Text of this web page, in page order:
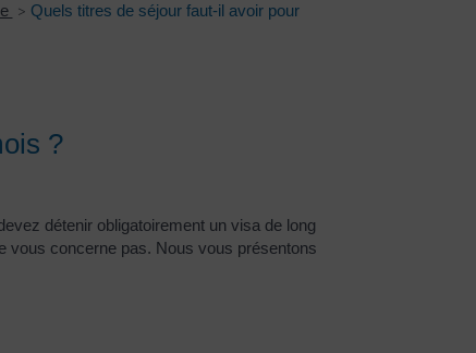
> Quels titres de séjour faut-il avoir pour
?
détenir obligatoirement un visa de long
vous concerne pas. Nous vous présentons